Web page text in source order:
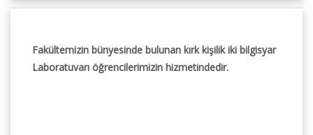
Fakültemizin bünyesinde bulunan kırk kişilik iki bilgisyar
Laboratuvarı öğrencilerimizin hizmetindedir.